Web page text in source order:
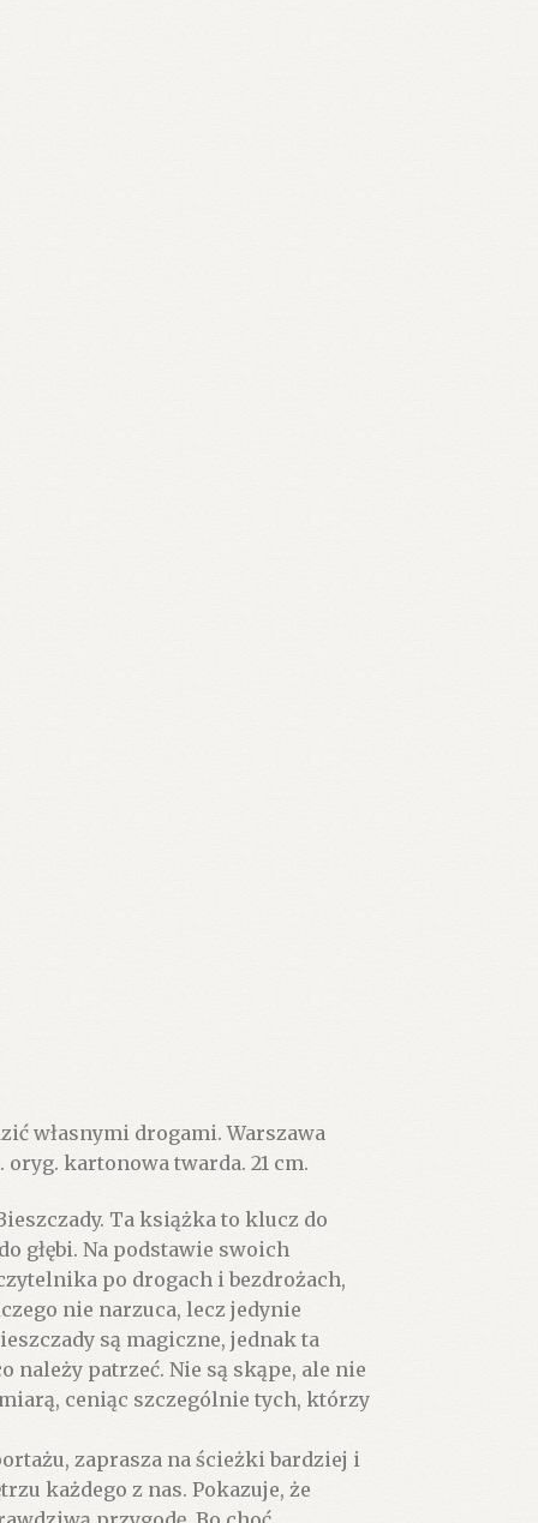
własnymi drogami. Warszawa
oryg. kartonowa twarda. 21 cm.
Ta książka to klucz do
głębi. Na podstawie swoich
po drogach i bezdrożach,
nie narzuca, lecz jedynie
są magiczne, jednak ta
należy patrzeć. Nie są skąpe, ale nie
ceniąc szczególnie tych, którzy
zaprasza na ścieżki bardziej i
każdego z nas. Pokazuje, że